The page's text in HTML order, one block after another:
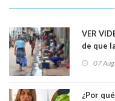
VER
de que
07
¿Por